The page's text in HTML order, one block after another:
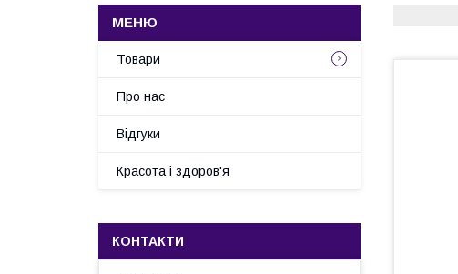
Товари
Про нас
Відгуки
Красота і здоров'я
КОНТАКТИ